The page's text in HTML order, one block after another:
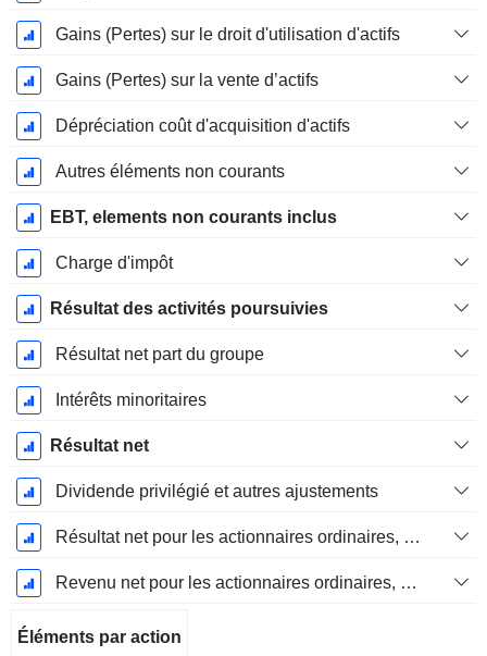
Gains (Pertes) sur le droit d'utilisation d'actifs
Gains (Pertes) sur la vente d’actifs
Dépréciation coût d'acquisition d'actifs
Autres éléments non courants
EBT, elements non courants inclus
Charge d'impôt
Résultat des activités poursuivies
Résultat net part du groupe
Intérêts minoritaires
Résultat net
Dividende privilégié et autres ajustements
Résultat net pour les actionnaires ordinaires, éléments exceptionnels inclus.
Revenu net pour les actionnaires ordinaires, hors éléments exceptionnelsRésultat net pour les actionnaires ordinaires, éléments exceptionnels exclus.
Éléments par action